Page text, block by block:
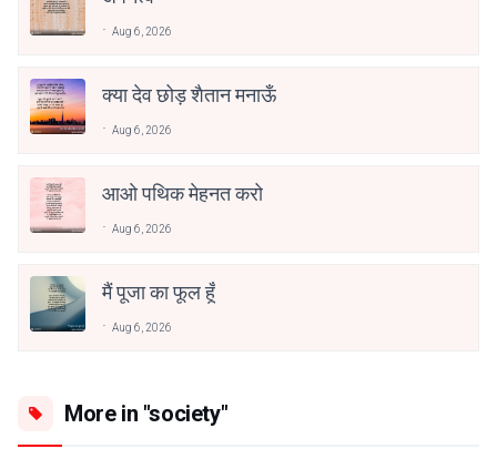
Aug 6, 2026
क्या देव छोड़ शैतान मनाऊँ
Aug 6, 2026
आओ पथिक मेहनत करो
Aug 6, 2026
मैं पूजा का फूल हूँ
Aug 6, 2026
More in "society"